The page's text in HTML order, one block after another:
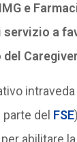
e
a
Caregiver
intraveda
del FSE
abilitare